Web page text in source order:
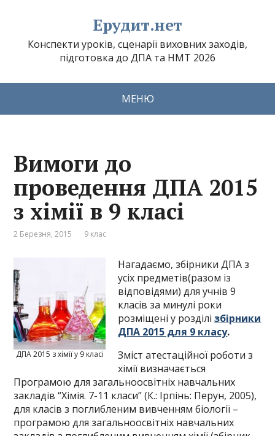
Ерудит.нет
Конспекти уроків, сценарії виховних заходів,
підготовка до ДПА та НМТ 2026
МЕНЮ
Вимоги до
проведення ДПА 2015
з хімії в 9 класі
2 Березня, 2015 9 клас
ДПА 2015 з хімії у 9 класі
Нагадаємо, збірники ДПА з
усіх предметів(разом із
відповідями) для учнів 9
класів за минулі роки
розміщені у розділізбірники
ДПА 2015 для 9 класу.
Зміст атестаційної роботи з
хімії визначається
Програмою для загальноосвітніх навчальних
закладів “Хімія. 7-11 класи” (К.: Ірпінь: Перун, 2005),
для класів з поглибленим вивченням біології –
програмою для загальноосвітніх навчальних